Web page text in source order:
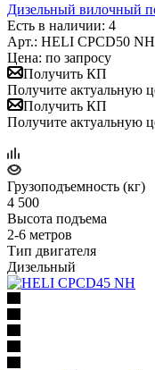
Дизельный вилочный
Есть в наличии: 4
Арт.: HELI CPСD50 NH
Цена: по запросу
Получить КП
Получите актуальную
Получить КП
Получите актуальную
Грузоподъемность (кг)
4 500
Высота подъема
2-6 метров
Тип двигателя
Дизельный